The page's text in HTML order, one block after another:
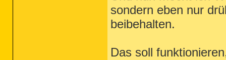
sondern eben nur
beibehalten.
Das soll